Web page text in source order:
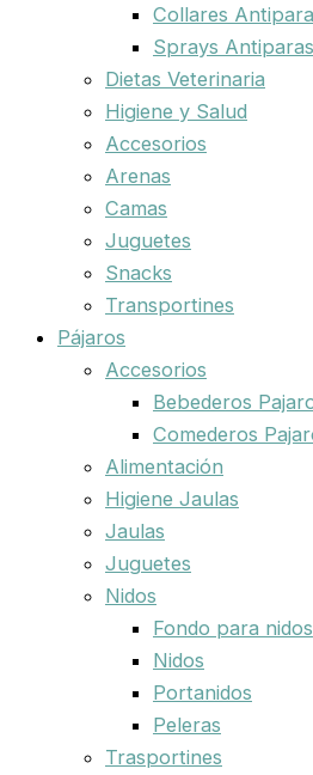
Collares
Sprays
Dietas Veterinaria
Higiene y Salud
Accesorios
Arenas
Camas
Juguetes
Snacks
Transportines
Pájaros
Accesorios
Bebederos
Comederos
Alimentación
Higiene Jaulas
Jaulas
Juguetes
Nidos
Fondo para nidos
Nidos
Portanidos
Peleras
Trasportines